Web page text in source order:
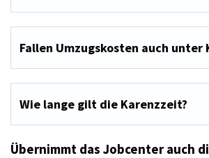
Fallen Umzugskosten auch unter
Wie lange gilt die Karenzzeit?
Übernimmt das Jobcenter auch